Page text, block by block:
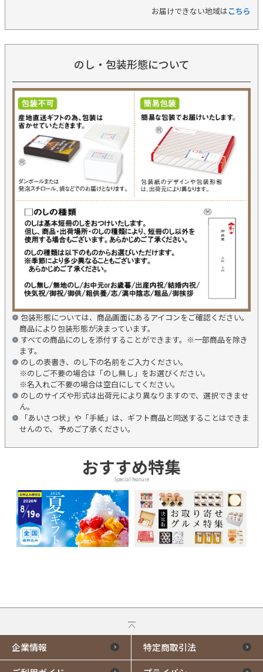
お届けできない地域はこちら
のし・包装形態について
包装形態については、商品画面にあるアイコンをご確認ください。
商品により包装形態が決まっています。
すべての商品にのしを添付することができます。※一部商品を除き
ます。
のしの表書き、のし下の名前をご入力ください。
※のしご不要の場合は「のし無し」をお選びください。
※名入れご不要の場合は空白にしてください。
のしのサイズや形式は出荷元により異なりますので、選択できませ
ん。
「あいさつ状」や「手紙」は、ギフト商品と同送することはできま
せんので、 予めご了承ください。
おすすめ特集
Special feature
企業情報 特定商取引法